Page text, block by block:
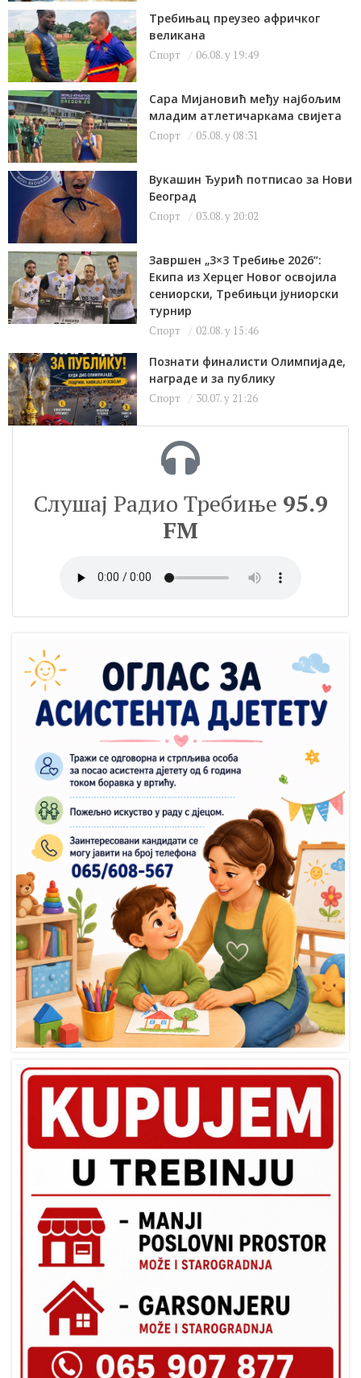
Требињац преузео афричког
великана
Спорт 06.08. у 19:49
Сара Мијановић међу најбољим
младим атлетичаркама свијета
Спорт 05.08. у 08:31
Вукашин Ђурић потписао за Нови
Београд
Спорт 03.08. у 20:02
Завршен „3×3 Требиње 2026“:
Екипа из Херцег Новог освојила
сениорски, Требињци јуниорски
турнир
Спорт 02.08. у 15:46
Познати финалисти Олимпијаде,
награде и за публику
Спорт 30.07. у 21:26
Слушај Радио Требиње 95.9
FM